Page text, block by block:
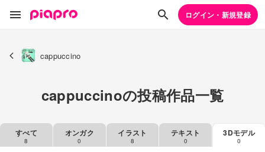
ログイン・新規登録
cappuccino
cappuccinoの投稿作品一覧
すべて
8
オンガク
0
イラスト
8
テキスト
0
3Dモデル
0